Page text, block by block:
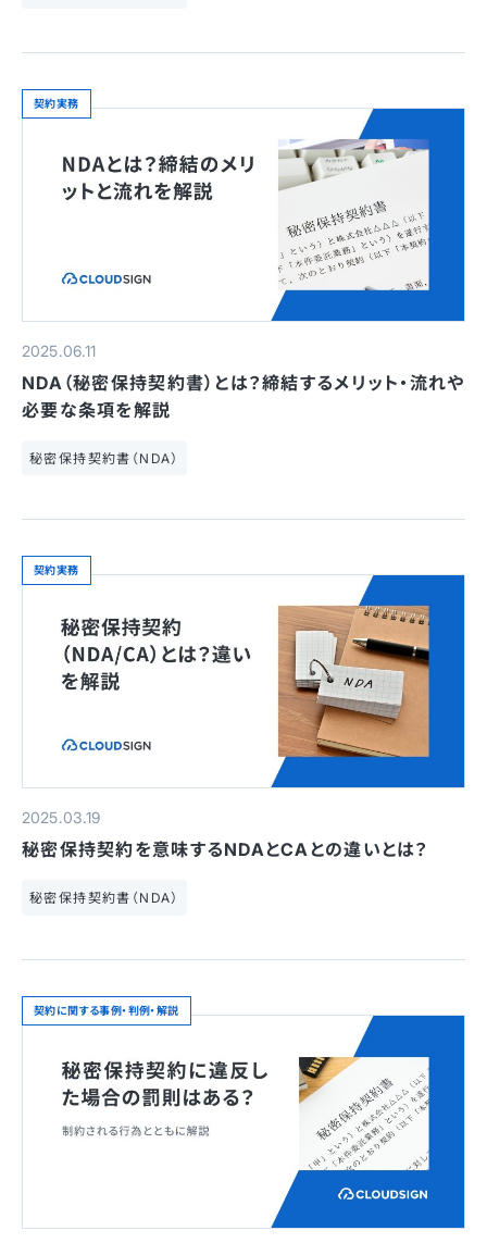
契約実務
2025.06.11
NDA（秘密保持契約書）とは？締結するメリット・流れや
必要な条項を解説
秘密保持契約書（NDA）
契約実務
2025.03.19
秘密保持契約を意味するNDAとCAとの違いとは？
秘密保持契約書（NDA）
契約に関する事例・判例・解説